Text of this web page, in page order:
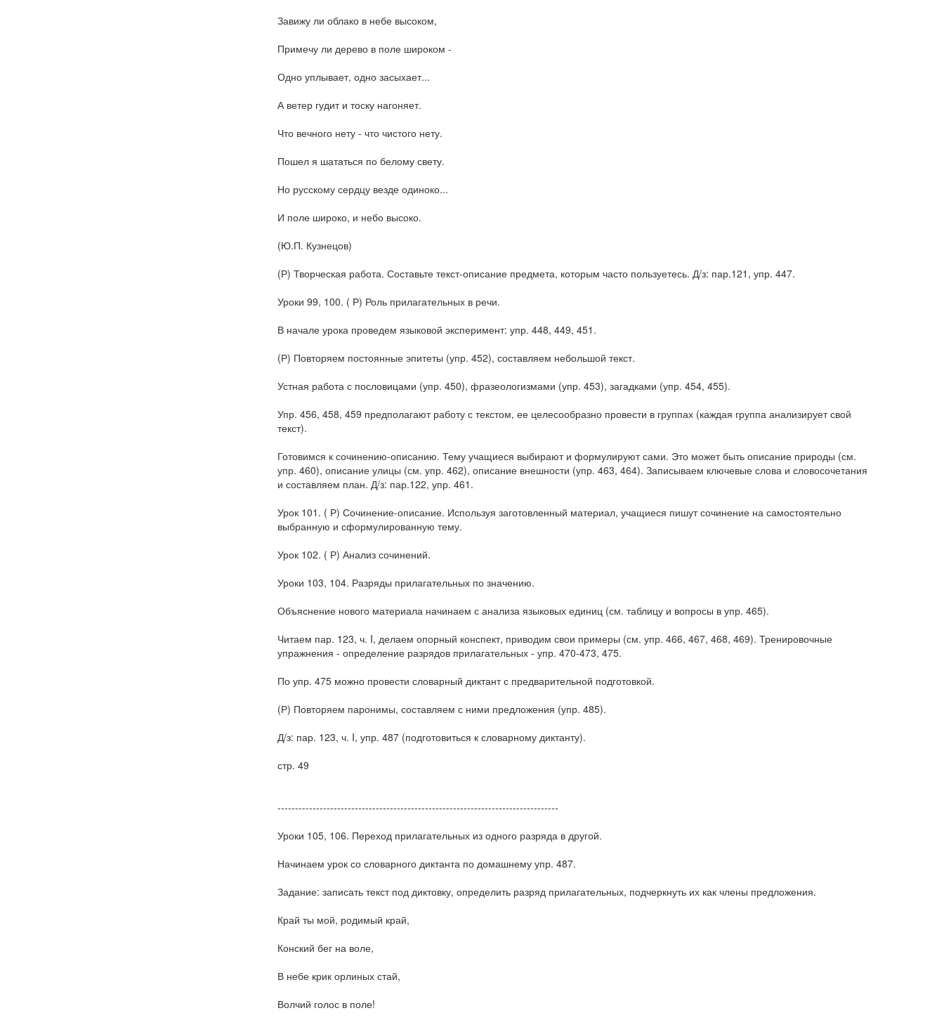
Завижу ли облако в небе высоком,
Примечу ли дерево в поле широком -
Одно уплывает, одно засыхает...
А ветер гудит и тоску нагоняет.
Что вечного нету - что чистого нету.
Пошел я шататься по белому свету.
Но русскому сердцу везде одиноко...
И поле широко, и небо высоко.
(Ю.П. Кузнецов)
(Р) Творческая работа. Составьте текст-описание предмета, которым часто пользуетесь. Д/з: пар.121, упр. 447.
Уроки 99, 100. ( Р) Роль прилагательных в речи.
В начале урока проведем языковой эксперимент: упр. 448, 449, 451.
(Р) Повторяем постоянные эпитеты (упр. 452), составляем небольшой текст.
Устная работа с пословицами (упр. 450), фразеологизмами (упр. 453), загадками (упр. 454, 455).
Упр. 456, 458, 459 предполагают работу с текстом, ее целесообразно провести в группах (каждая группа анализирует свой
текст).
Готовимся к сочинению-описанию. Тему учащиеся выбирают и формулируют сами. Это может быть описание природы (см.
упр. 460), описание улицы (см. упр. 462), описание внешности (упр. 463, 464). Записываем ключевые слова и словосочетания
и составляем план. Д/з: пар.122, упр. 461.
Урок 101. ( Р) Сочинение-описание. Используя заготовленный материал, учащиеся пишут сочинение на самостоятельно
выбранную и сформулированную тему.
Урок 102. ( Р) Анализ сочинений.
Уроки 103, 104. Разряды прилагательных по значению.
Объяснение нового материала начинаем с анализа языковых единиц (см. таблицу и вопросы в упр. 465).
Читаем пар. 123, ч. I, делаем опорный конспект, приводим свои примеры (см. упр. 466, 467, 468, 469). Тренировочные
упражнения - определение разрядов прилагательных - упр. 470-473, 475.
По упр. 475 можно провести словарный диктант с предварительной подготовкой.
(Р) Повторяем паронимы, составляем с ними предложения (упр. 485).
Д/з: пар. 123, ч. I, упр. 487 (подготовиться к словарному диктанту).
стр. 49
--------------------------------------------------------------------------------
Уроки 105, 106. Переход прилагательных из одного разряда в другой.
Начинаем урок со словарного диктанта по домашнему упр. 487.
Задание: записать текст под диктовку, определить разряд прилагательных, подчеркнуть их как члены предложения.
Край ты мой, родимый край,
Конский бег на воле,
В небе крик орлиных стай,
Волчий голос в поле!